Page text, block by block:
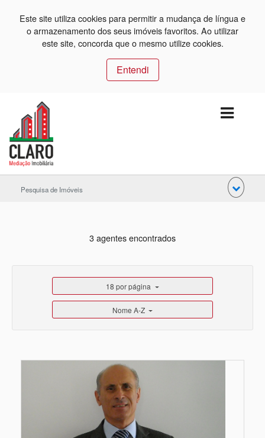
Este site utiliza cookies para permitir a mudança de língua e
o armazenamento dos seus imóveis favoritos. Ao utilizar
este site, concorda que o mesmo utilize cookies.
Entendi
Pesquisa de Imóveis
3 agentes encontrados
18 por página
Nome A-Z